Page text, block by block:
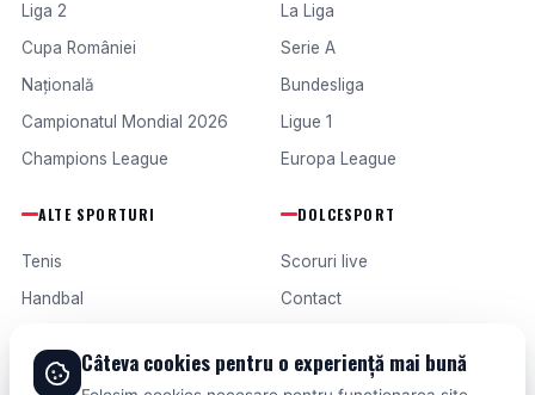
Liga 2
Cupa României
Națională
Campionatul Mondial 2026
Champions League
La Liga
Serie A
Bundesliga
Ligue 1
Europa League
ALTE SPORTURI
Tenis
Handbal
Formula 1
DOLCESPORT
Scoruri live
Contact
Termeni și condiții
Câteva cookies pentru o experiență mai bună